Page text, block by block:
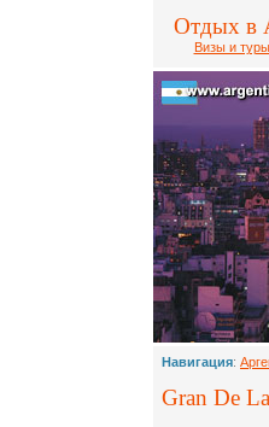
Отдых в
Визы и
Навигация:
Gran De